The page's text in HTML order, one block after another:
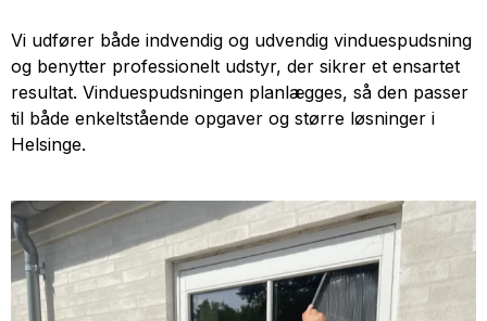
Vi udfører både indvendig og udvendig vinduespudsning
og benytter professionelt udstyr, der sikrer et ensartet
resultat. Vinduespudsningen planlægges, så den passer
til både enkeltstående opgaver og større løsninger i
Helsinge.